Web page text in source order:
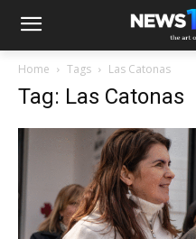
Home Tags Las Catonas
Tag: Las Catonas